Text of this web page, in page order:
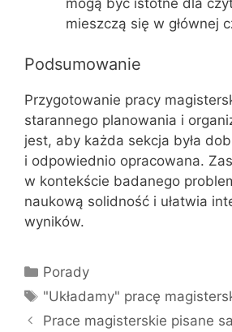
mieszczą się w głównej
Podsumowanie
Przygotowanie pracy
starannego planowania i
jest, aby każda sekcja była
i odpowiednio opracowana.
w kontekście badanego
naukową solidność i ułatwia
wyników.
Kategorie
Porady
Tagi
"Układamy" pracę
Prace magisterskie pisane